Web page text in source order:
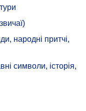
народні притчі,
символи, історія,